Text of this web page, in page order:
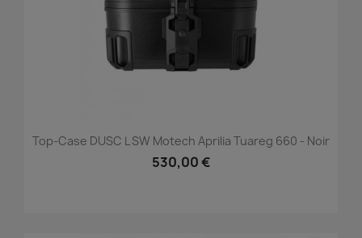
Top-Case DUSC L SW Motech Aprilia Tuareg 660 - Noir
530,00 €